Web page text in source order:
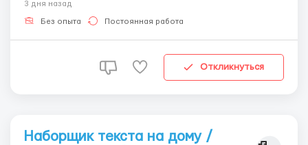
учебой. Обязанности; качественная сборка
канцелярской продукции, сдача работы в оговоренные...
3 дня назад
Без опыта Постоянная работа
Откликнуться
Наборщик текста на дому /